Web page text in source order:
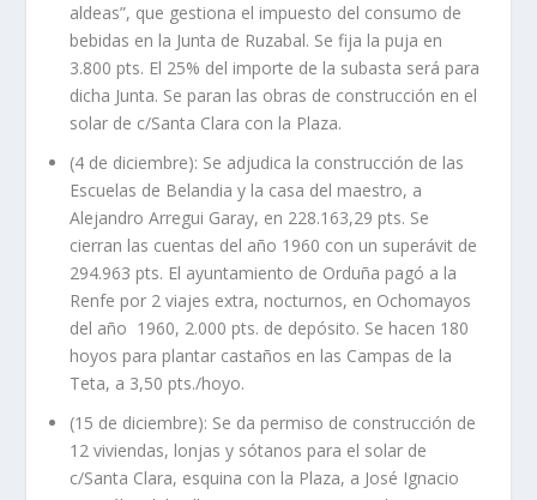
aldeas”, que gestiona el impuesto del consumo de
bebidas en la Junta de Ruzabal. Se fija la puja en
3.800 pts. El 25% del importe de la subasta será para
dicha Junta. Se paran las obras de construcción en el
solar de c/Santa Clara con la Plaza.
(4 de diciembre): Se adjudica la construcción de las
Escuelas de Belandia y la casa del maestro, a
Alejandro Arregui Garay, en 228.163,29 pts. Se
cierran las cuentas del año 1960 con un superávit de
294.963 pts. El ayuntamiento de Orduña pagó a la
Renfe por 2 viajes extra, nocturnos, en Ochomayos
del año 1960, 2.000 pts. de depósito. Se hacen 180
hoyos para plantar castaños en las Campas de la
Teta, a 3,50 pts./hoyo.
(15 de diciembre): Se da permiso de construcción de
12 viviendas, lonjas y sótanos para el solar de
c/Santa Clara, esquina con la Plaza, a José Ignacio